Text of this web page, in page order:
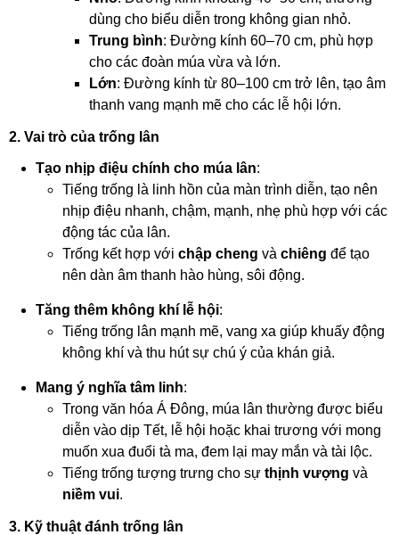
dùng cho biểu diễn trong không gian nhỏ.
Trung bình: Đường kính 60–70 cm, phù hợp
cho các đoàn múa vừa và lớn.
Lớn: Đường kính từ 80–100 cm trở lên, tạo âm
thanh vang mạnh mẽ cho các lễ hội lớn.
2. Vai trò của trống lân
Tạo nhịp điệu chính cho múa lân:
Tiếng trống là linh hồn của màn trình diễn, tạo nên
nhịp điệu nhanh, chậm, mạnh, nhẹ phù hợp với các
động tác của lân.
Trống kết hợp với chập cheng và chiêng để tạo
nên dàn âm thanh hào hùng, sôi động.
Tăng thêm không khí lễ hội:
Tiếng trống lân mạnh mẽ, vang xa giúp khuấy động
không khí và thu hút sự chú ý của khán giả.
Mang ý nghĩa tâm linh:
Trong văn hóa Á Đông, múa lân thường được biểu
diễn vào dịp Tết, lễ hội hoặc khai trương với mong
muốn xua đuổi tà ma, đem lại may mắn và tài lộc.
Tiếng trống tượng trưng cho sự thịnh vượng và
niềm vui.
3. Kỹ thuật đánh trống lân